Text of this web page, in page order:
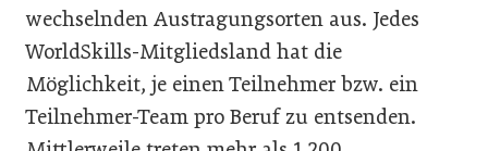
wechselnden Austragungsorten aus. Jedes
WorldSkills-Mitgliedsland hat die
Möglichkeit, je einen Teilnehmer bzw. ein
Teilnehmer-Team pro Beruf zu entsenden.